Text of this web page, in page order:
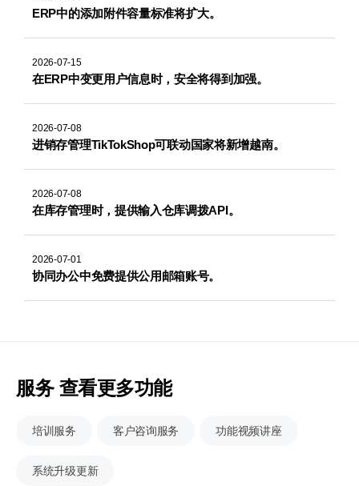
ERP中的添加附件容量标准将扩大。
在ERP中变更用户信息时，安全将得到加强。
2026-07-15
进销存管理TikTokShop可联动国家将新增越南。
2026-07-08
在库存管理时，提供输入仓库调拨API。
2026-07-08
协同办公中免费提供公用邮箱账号。
2026-07-01
服务 查看更多功能
培训服务 客户咨询服务 功能视频讲座
系统升级更新